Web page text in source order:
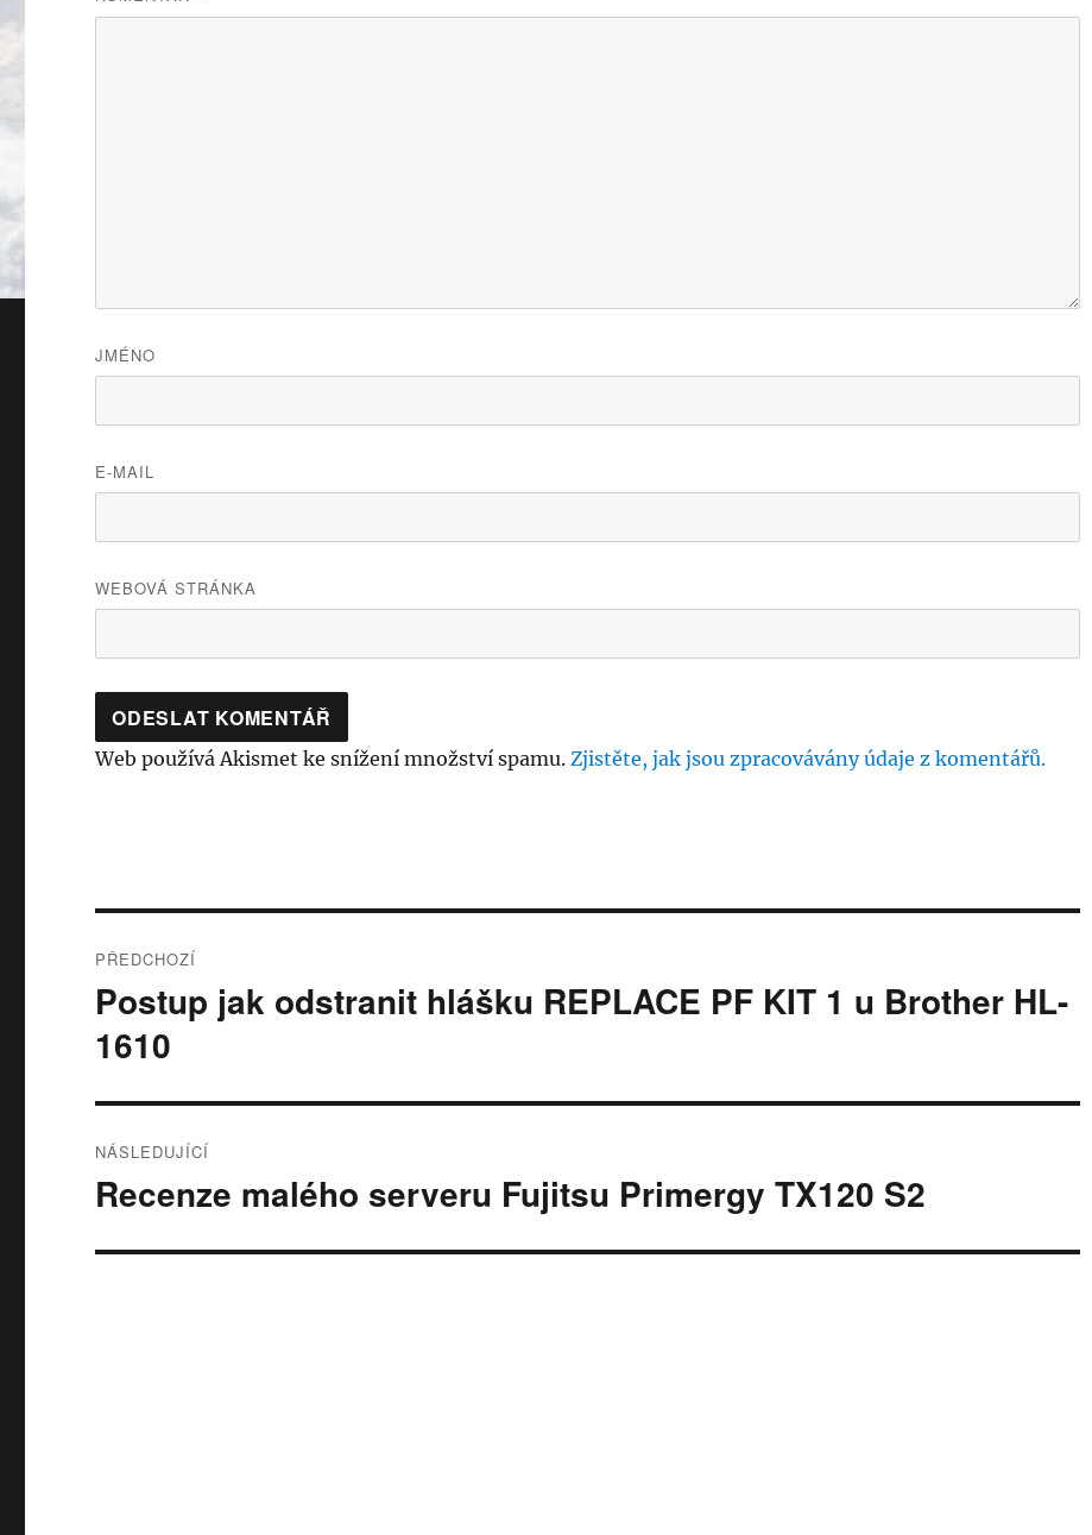
JMÉNO
E-MAIL
WEBOVÁ STRÁNKA
Web používá Akismet ke snížení množství spamu.Zjistěte, jak jsou zpracovávány údaje z komentářů.
pro
příspěvek
PŘEDCHOZÍ
Předchozí
příspěvek:
Postup jak odstranit hlášku REPLACE PF KIT 1 u Brother HL-
1610
NÁSLEDUJÍCÍ
Následující
Recenze malého serveru Fujitsu Primergy TX120 S2